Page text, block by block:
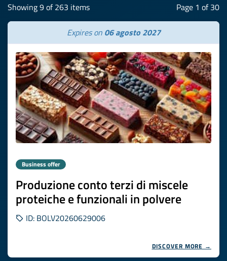
Showing 9 of 263 items Page 1 of 30
Expires on 06 agosto 2027
Business offer
Produzione conto terzi di miscele
proteiche e funzionali in polvere
ID: BOLV20260629006
DISCOVER MORE →